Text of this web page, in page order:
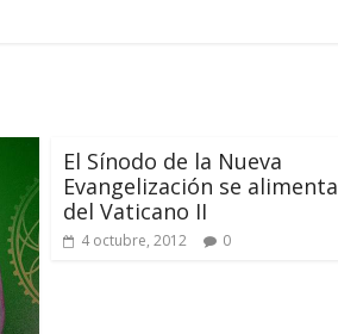
El Sínodo de la Nueva
Evangelización se alimenta
del Vaticano II
4 octubre, 2012 0